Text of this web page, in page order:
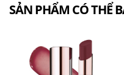
SẢN PHẨM CÓ THỂ